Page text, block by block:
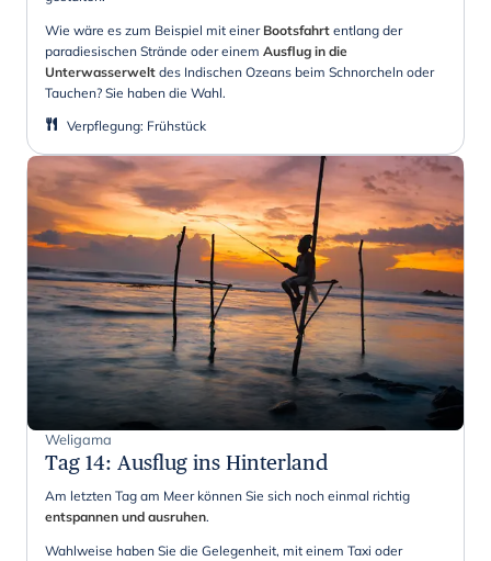
Wie wäre es zum Beispiel mit einer Bootsfahrt entlang der
paradiesischen Strände oder einem Ausflug in die
Unterwasserwelt des Indischen Ozeans beim Schnorcheln oder
Tauchen? Sie haben die Wahl.
Verpflegung: Frühstück
Weligama
Tag 14: Ausflug ins Hinterland
Am letzten Tag am Meer können Sie sich noch einmal richtig
entspannen und ausruhen.
Wahlweise haben Sie die Gelegenheit, mit einem Taxi oder